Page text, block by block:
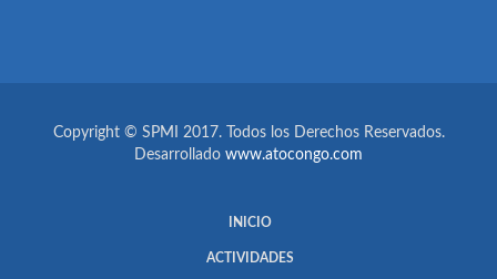
Copyright © SPMI 2017. Todos los Derechos Reservados.
Desarrollado www.atocongo.com
INICIO
ACTIVIDADES